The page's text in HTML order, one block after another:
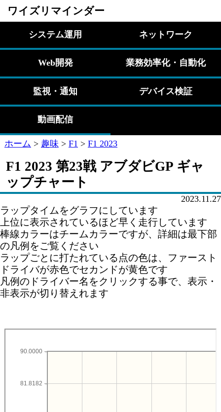
ワイズリマインダー
システム運用 ネットワーク
Web開発 業務効率化・自動化
監視・通知 デバイス検証
動画配信
ホーム > 趣味 > F1 > F1 2023
F1 2023 第23戦 アブダビGP ギャ
ップチャート
2023.11.27
ラップタイムをグラフにしています
上位に表示されているほど早く走行しています
棒線カラーはチームカラーですが、詳細は最下部
の凡例をご覧ください
ラップごとに打たれている点の色は、ファースト
ドライバが赤色でセカンドが黄色です
凡例のドライバー名をクリックする事で、表示・
非表示が切り替えれます